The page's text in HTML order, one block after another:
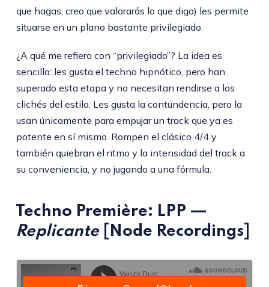
que hagas, creo que valorarás lo que digo) les permite
situarse en un plano bastante privilegiado.
¿A qué me refiero con “privilegiado”? La idea es
sencilla: les gusta el techno hipnótico, pero han
superado esta etapa y no necesitan rendirse a los
clichés del estilo. Les gusta la contundencia, pero la
usan únicamente para empujar un track que ya es
potente en sí mismo. Rompen el clásico 4/4 y
también quiebran el ritmo y la intensidad del track a
su conveniencia, y no jugando a una fórmula.
Techno Première: LPP —
Replicante[Node Recordings]